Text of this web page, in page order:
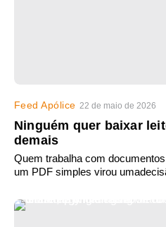
Feed Apólice 22 de maio de 2026
Ninguém quer baixar
demais
Quem trabalha com
um PDF simples virou